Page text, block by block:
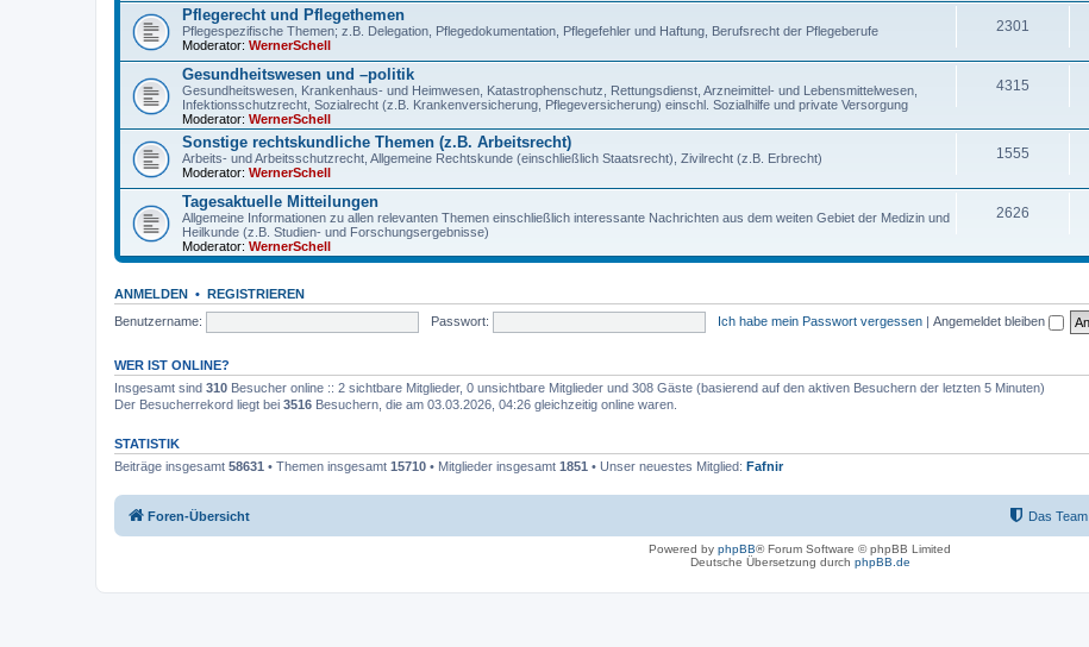
Pflegerecht und Pflegethemen
Pflegespezifische Themen; z.B. Delegation, Pflegedokumentation, Pflegefehler und Haftung, Berufsrecht der Pflegeberufe
Moderator: WernerSchell
2301
Gesundheitswesen und –politik
Gesundheitswesen, Krankenhaus- und Heimwesen, Katastrophenschutz, Rettungsdienst, Arzneimittel- und Lebensmittelwesen,
Infektionsschutzrecht, Sozialrecht (z.B. Krankenversicherung, Pflegeversicherung) einschl. Sozialhilfe und private Versorgung
Moderator: WernerSchell
4315
Sonstige rechtskundliche Themen (z.B. Arbeitsrecht)
Arbeits- und Arbeitsschutzrecht, Allgemeine Rechtskunde (einschließlich Staatsrecht), Zivilrecht (z.B. Erbrecht)
Moderator: WernerSchell
1555
Tagesaktuelle Mitteilungen
Allgemeine Informationen zu allen relevanten Themen einschließlich interessante Nachrichten aus dem weiten Gebiet der Medizin und
Heilkunde (z.B. Studien- und Forschungsergebnisse)
Moderator: WernerSchell
2626
ANMELDEN • REGISTRIEREN
Benutzername:
Passwort: Ich habe mein Passwort vergessen | Angemeldet bleiben
WER IST ONLINE?
Insgesamt sind 310 Besucher online :: 2 sichtbare Mitglieder, 0 unsichtbare Mitglieder und 308 Gäste (basierend auf den aktiven Besuchern der letzten 5 Minuten)
Der Besucherrekord liegt bei 3516 Besuchern, die am 03.03.2026, 04:26 gleichzeitig online waren.
STATISTIK
Beiträge insgesamt 58631 • Themen insgesamt 15710 • Mitglieder insgesamt 1851 • Unser neuestes Mitglied: Fafnir
Foren-Übersicht Das Team
Powered by phpBB® Forum Software © phpBB Limited
Deutsche Übersetzung durch phpBB.de